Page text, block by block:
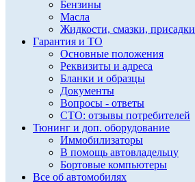
Бензины
Масла
Жидкости, смазки, присадки
Гарантия и ТО
Основные положения
Реквизиты и адреса
Бланки и образцы
Документы
Вопросы - ответы
СТО: отзывы потребителей
Тюнинг и доп. оборудование
Иммобилизаторы
В помощь автовладельцу
Бортовые компьютеры
Все об автомобилях